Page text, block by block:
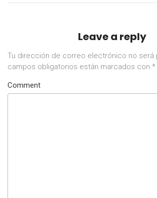
Leave a reply
Tu dirección de correo electrónico no será
campos obligatorios están marcados con *
Comment